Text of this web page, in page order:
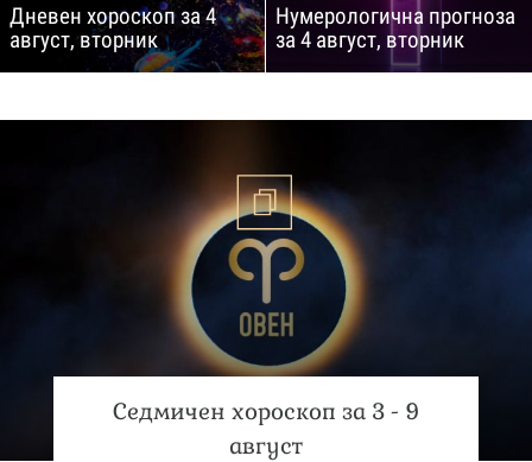
Дневен хороскоп за 4
август, вторник
Нумерологична прогноза
за 4 август, вторник
Седмичен хороскоп за 3 - 9
август